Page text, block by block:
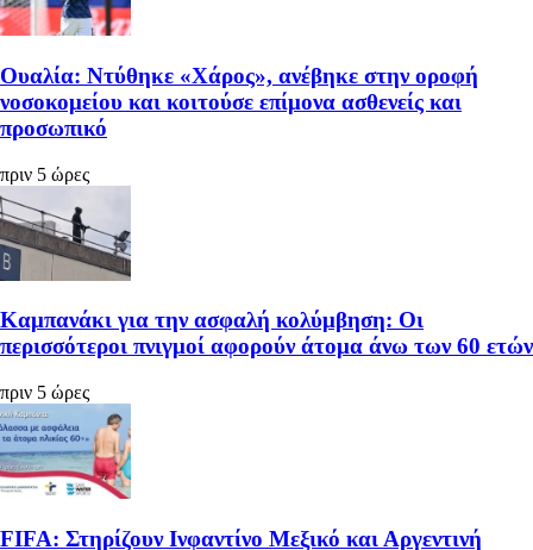
Ουαλία: Ντύθηκε «Χάρος», ανέβηκε στην οροφή
νοσοκομείου και κοιτούσε επίμονα ασθενείς και
προσωπικό
πριν 5 ώρες
Καμπανάκι για την ασφαλή κολύμβηση: Οι
περισσότεροι πνιγμοί αφορούν άτομα άνω των 60 ετών
πριν 5 ώρες
FIFA: Στηρίζουν Ινφαντίνο Μεξικό και Αργεντινή